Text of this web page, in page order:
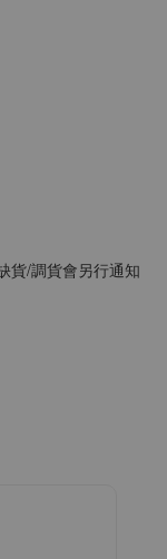
貨/調貨會另行通知